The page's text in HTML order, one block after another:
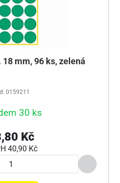
18 mm, 96 ks, zelená
0159211
30 ks
Kč
40,90 Kč